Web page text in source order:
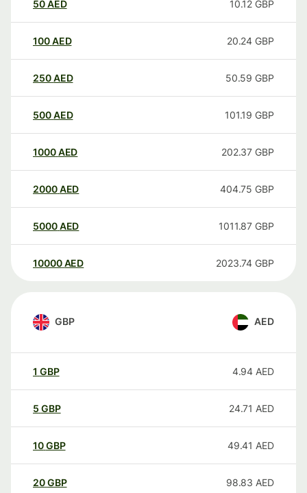
50AED 10.12 GBP
100AED 20.24 GBP
250AED 50.59 GBP
500AED 101.19 GBP
1000AED 202.37 GBP
2000AED 404.75 GBP
5000AED 1011.87 GBP
10000 AED 2023.74 GBP
GBP AED
1 GBP 4.94 AED
5 GBP 24.71 AED
10GBP 49.41 AED
20GBP 98.83 AED